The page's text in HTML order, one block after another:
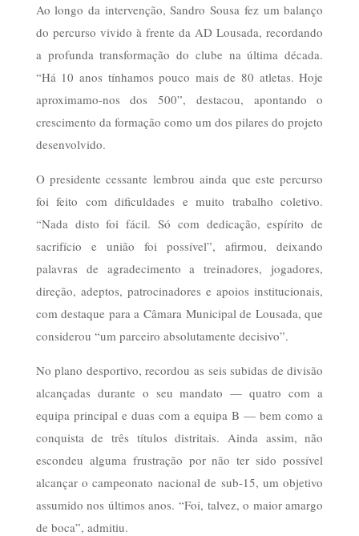
Ao longo da intervenção, Sandro Sousa fez um balanço
do percurso vivido à frente da AD Lousada, recordando
a profunda transformação do clube na última década.
“Há 10 anos tínhamos pouco mais de 80 atletas. Hoje
aproximamo-nos dos 500”, destacou, apontando o
crescimento da formação como um dos pilares do projeto
desenvolvido.
O presidente cessante lembrou ainda que este percurso
foi feito com dificuldades e muito trabalho coletivo.
“Nada disto foi fácil. Só com dedicação, espírito de
sacrifício e união foi possível”, afirmou, deixando
palavras de agradecimento a treinadores, jogadores,
direção, adeptos, patrocinadores e apoios institucionais,
com destaque para a Câmara Municipal de Lousada, que
considerou “um parceiro absolutamente decisivo”.
No plano desportivo, recordou as seis subidas de divisão
alcançadas durante o seu mandato — quatro com a
equipa principal e duas com a equipa B — bem como a
conquista de três títulos distritais. Ainda assim, não
escondeu alguma frustração por não ter sido possível
alcançar o campeonato nacional de sub-15, um objetivo
assumido nos últimos anos. “Foi, talvez, o maior amargo
de boca”, admitiu.